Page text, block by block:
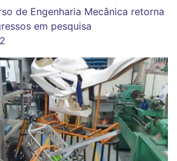
de Engenharia Mecânica retorna
em pesquisa